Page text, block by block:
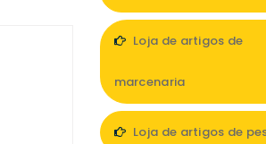
Loja de artigos de
marcenaria
Loja de artigos de